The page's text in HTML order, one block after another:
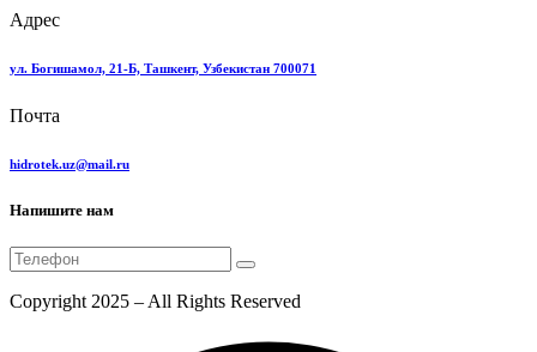
Адрес
ул. Богишамол, 21-Б, Ташкент, Узбекистан 700071
Почта
hidrotek.uz@mail.ru
Напишите нам
Copyright 2025 – All Rights Reserved